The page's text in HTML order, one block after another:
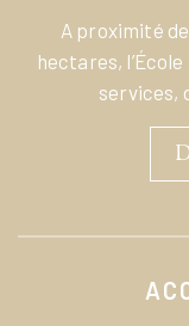
A proximité
hectares,
services,